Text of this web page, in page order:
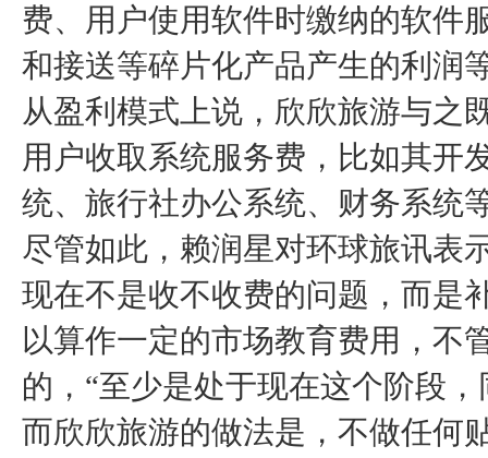
费、用户使用软件时缴纳的软件
和接送等碎片化产品产生的利润
从盈利模式上说，欣欣旅游与之
用户收取系统服务费，比如其开
统、旅行社办公系统、财务系统
尽管如此，赖润星对环球旅讯表
现在不是收不收费的问题，而是
以算作一定的市场教育费用，不
的，“至少是处于现在这个阶段
而欣欣旅游的做法是，不做任何